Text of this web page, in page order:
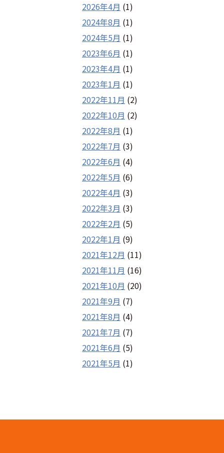
2026年4月 (1)
2024年8月 (1)
2024年5月 (1)
2023年6月 (1)
2023年4月 (1)
2023年1月 (1)
2022年11月 (2)
2022年10月 (2)
2022年8月 (1)
2022年7月 (3)
2022年6月 (4)
2022年5月 (6)
2022年4月 (3)
2022年3月 (3)
2022年2月 (5)
2022年1月 (9)
2021年12月 (11)
2021年11月 (16)
2021年10月 (20)
2021年9月 (7)
2021年8月 (4)
2021年7月 (7)
2021年6月 (5)
2021年5月 (1)